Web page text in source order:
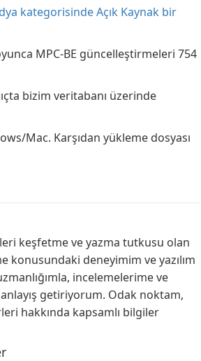
kategorisinde Açık Kaynak bir
MPC-BE güncelleştirmeleri 754
bizim veritabanı üzerinde
Mac. Karşıdan yükleme dosyası
keşfetme ve yazma tutkusu olan
konusundaki deneyimim ve yazılım
incelemelerime ve
getiriyorum. Odak noktam,
hakkında kapsamlı bilgiler